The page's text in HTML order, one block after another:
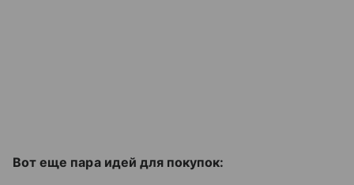
Вот еще пара идей для покупок: